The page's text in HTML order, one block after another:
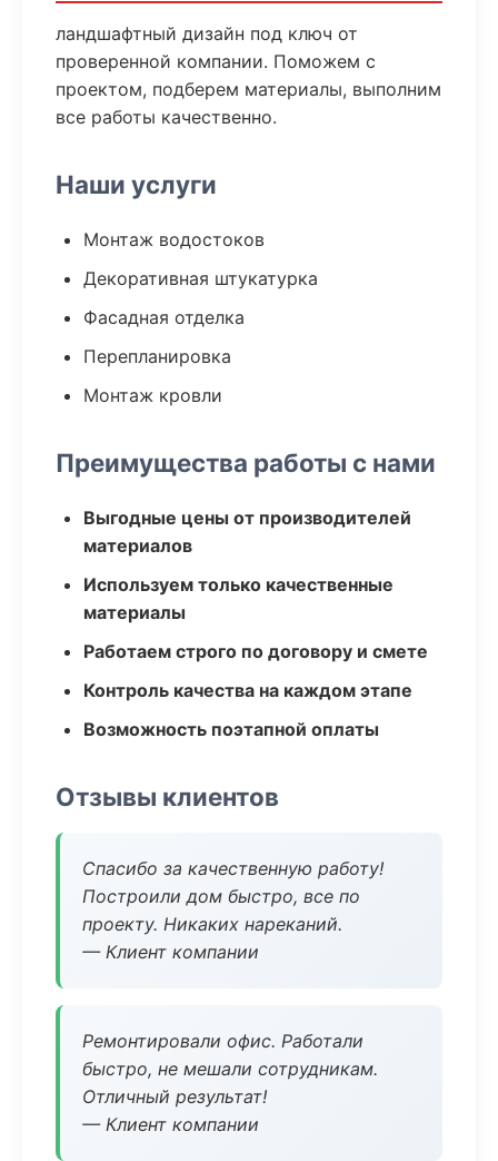
ландшафтный дизайн под ключ от
проверенной компании. Поможем с
проектом, подберем материалы, выполним
все работы качественно.
Наши услуги
Монтаж водостоков
Декоративная штукатурка
Фасадная отделка
Перепланировка
Монтаж кровли
Преимущества работы с нами
Выгодные цены от производителей
материалов
Используем только качественные
материалы
Работаем строго по договору и смете
Контроль качества на каждом этапе
Возможность поэтапной оплаты
Отзывы клиентов
Спасибо за качественную работу!
Построили дом быстро, все по
проекту. Никаких нареканий.
— Клиент компании
Ремонтировали офис. Работали
быстро, не мешали сотрудникам.
Отличный результат!
— Клиент компании